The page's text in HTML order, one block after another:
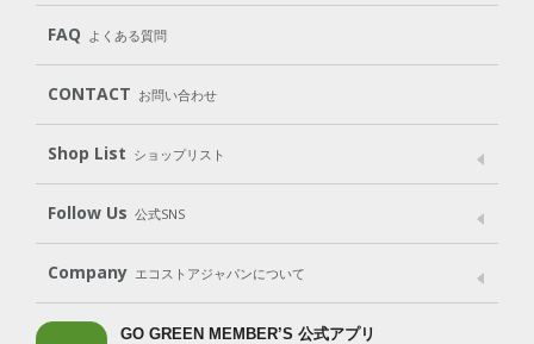
Cleaning Baby Kids
Body（ボディ） Hair（ヘア） Oral care（オーラルケア）
Goods （グッズ）
Gift set
User Guide
Subscription（定期便）
FAQ よくある質問
CONTACT お問い合わせ
Shop List ショップリスト
Shop List
Follow Us 公式SNS
LINE＠ Instagram Facebook
Company エコストアジャパンについて
会社案内 ご利用規約
プライバシーポリシー
GO GREEN MEMBER’S 公式アプリ